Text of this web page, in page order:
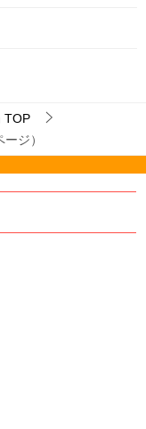
TOP
ジ）